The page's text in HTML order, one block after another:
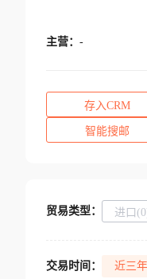
主营： -
存入CRM
智能搜邮
贸易类型： 进口
交易时间： 近三年